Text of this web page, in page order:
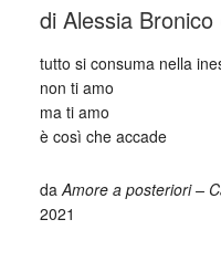
di Alessia
tutto si consuma nella
non ti amo
ma ti amo
è così che accade
da Amore a posteriori –
2021